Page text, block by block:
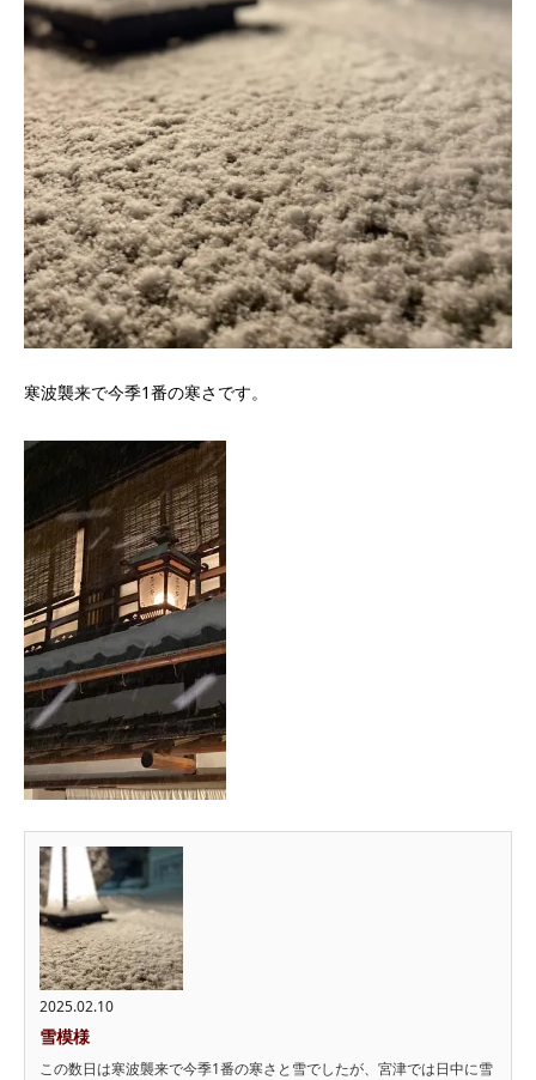
寒波襲来で今季1番の寒さです。
2025.02.10
雪模様
この数日は寒波襲来で今季1番の寒さと雪でしたが、宮津では日中に雪